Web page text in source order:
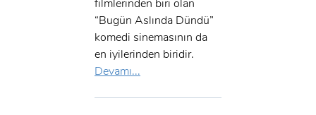
filmlerinden biri olan
“Bugün Aslında Dündü”
komedi sinemasının da
en iyilerinden biridir.
Devamı...